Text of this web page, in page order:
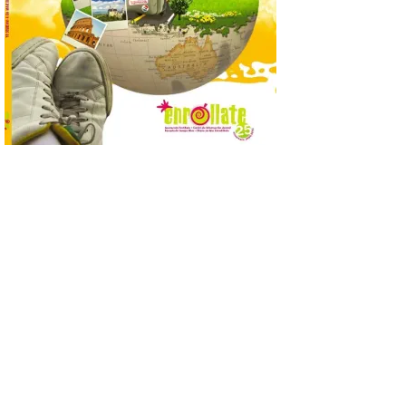
Billionhands revela los
diez destinos y locales
preferidos por los
consumidores para
tomarse una caña este verano, con León y
Madrid a la cabeza de la lista. Salamanca
ocupa el noveno lugar. Los españoles
priorizan las […]